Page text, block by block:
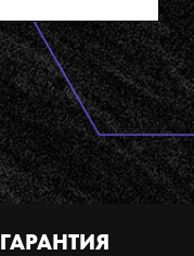
ГАРАНТИЯ